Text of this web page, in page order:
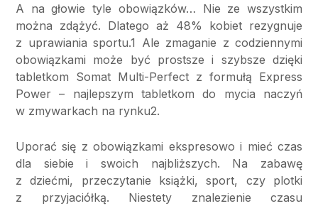
A na głowie tyle obowiązków… Nie ze wszystkim
można zdążyć. Dlatego aż 48% kobiet rezygnuje
z uprawiania sportu.1 Ale zmaganie z codziennymi
obowiązkami może być prostsze i szybsze dzięki
tabletkom Somat Multi-Perfect z formułą Express
Power – najlepszym tabletkom do mycia naczyń
w zmywarkach na rynku2.
Uporać się z obowiązkami ekspresowo i mieć czas
dla siebie i swoich najbliższych. Na zabawę
z dziećmi, przeczytanie książki, sport, czy plotki
z przyjaciółką. Niestety znalezienie czasu